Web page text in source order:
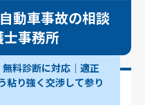
動車事故の相談
事務所
無料診断に対応｜適正
粘り強く交渉して参り